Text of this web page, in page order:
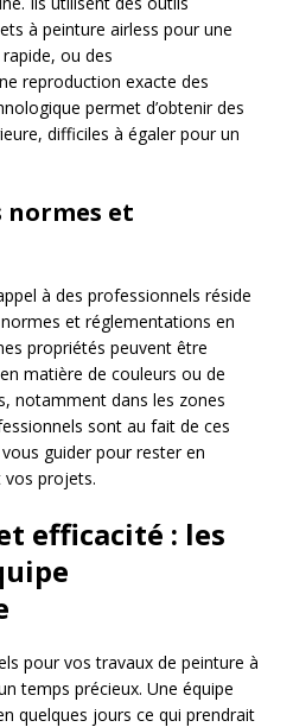
à peinture airless pour une
ou des
reproduction exacte des
permet d’obtenir des
difficiles à égaler pour un
normes et
à des professionnels réside
et réglementations en
propriétés peuvent être
matière de couleurs ou de
notamment dans les zones
sont au fait de ces
guider pour rester en
projets.
efficacité : les
pour vos travaux de peinture à
temps précieux. Une équipe
quelques jours ce qui prendrait